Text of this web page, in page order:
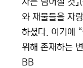
자는 넘어질 것
와 재물들을 자
하셨다. 여기에
위해 존재하는
BB